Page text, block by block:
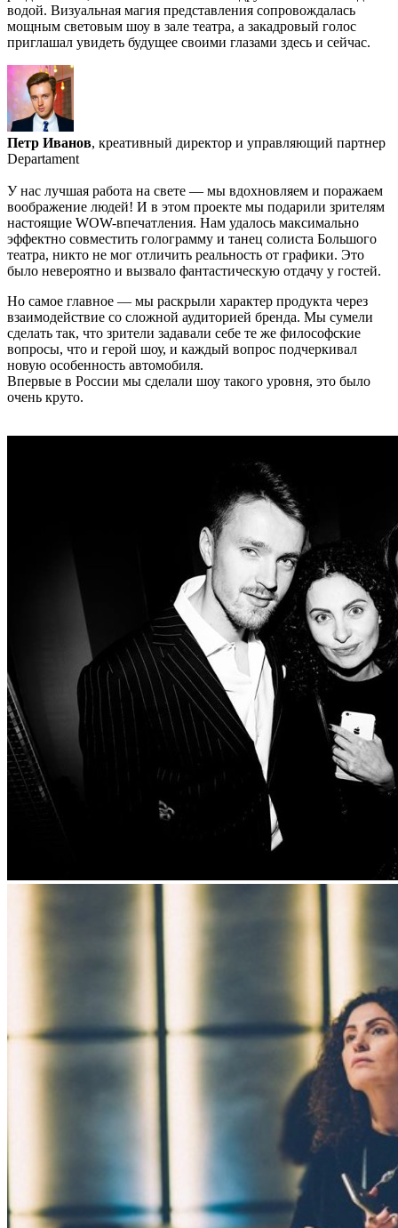
водой. Визуальная магия представления сопровождалась
мощным световым шоу в зале театра, а закадровый голос
приглашал увидеть будущее своими глазами здесь и сейчас.
Петр Иванов, креативный директор и управляющий партнер
Departament
У нас лучшая работа на свете — мы вдохновляем и поражаем
воображение людей! И в этом проекте мы подарили зрителям
настоящие WOW-впечатления. Нам удалось максимально
эффектно совместить голограмму и танец солиста Большого
театра, никто не мог отличить реальность от графики. Это
было невероятно и вызвало фантастическую отдачу у гостей.
Но самое главное — мы раскрыли характер продукта через
взаимодействие со сложной аудиторией бренда. Мы сумели
сделать так, что зрители задавали себе те же философские
вопросы, что и герой шоу, и каждый вопрос подчеркивал
новую особенность автомобиля.
Впервые в России мы сделали шоу такого уровня, это было
очень круто.